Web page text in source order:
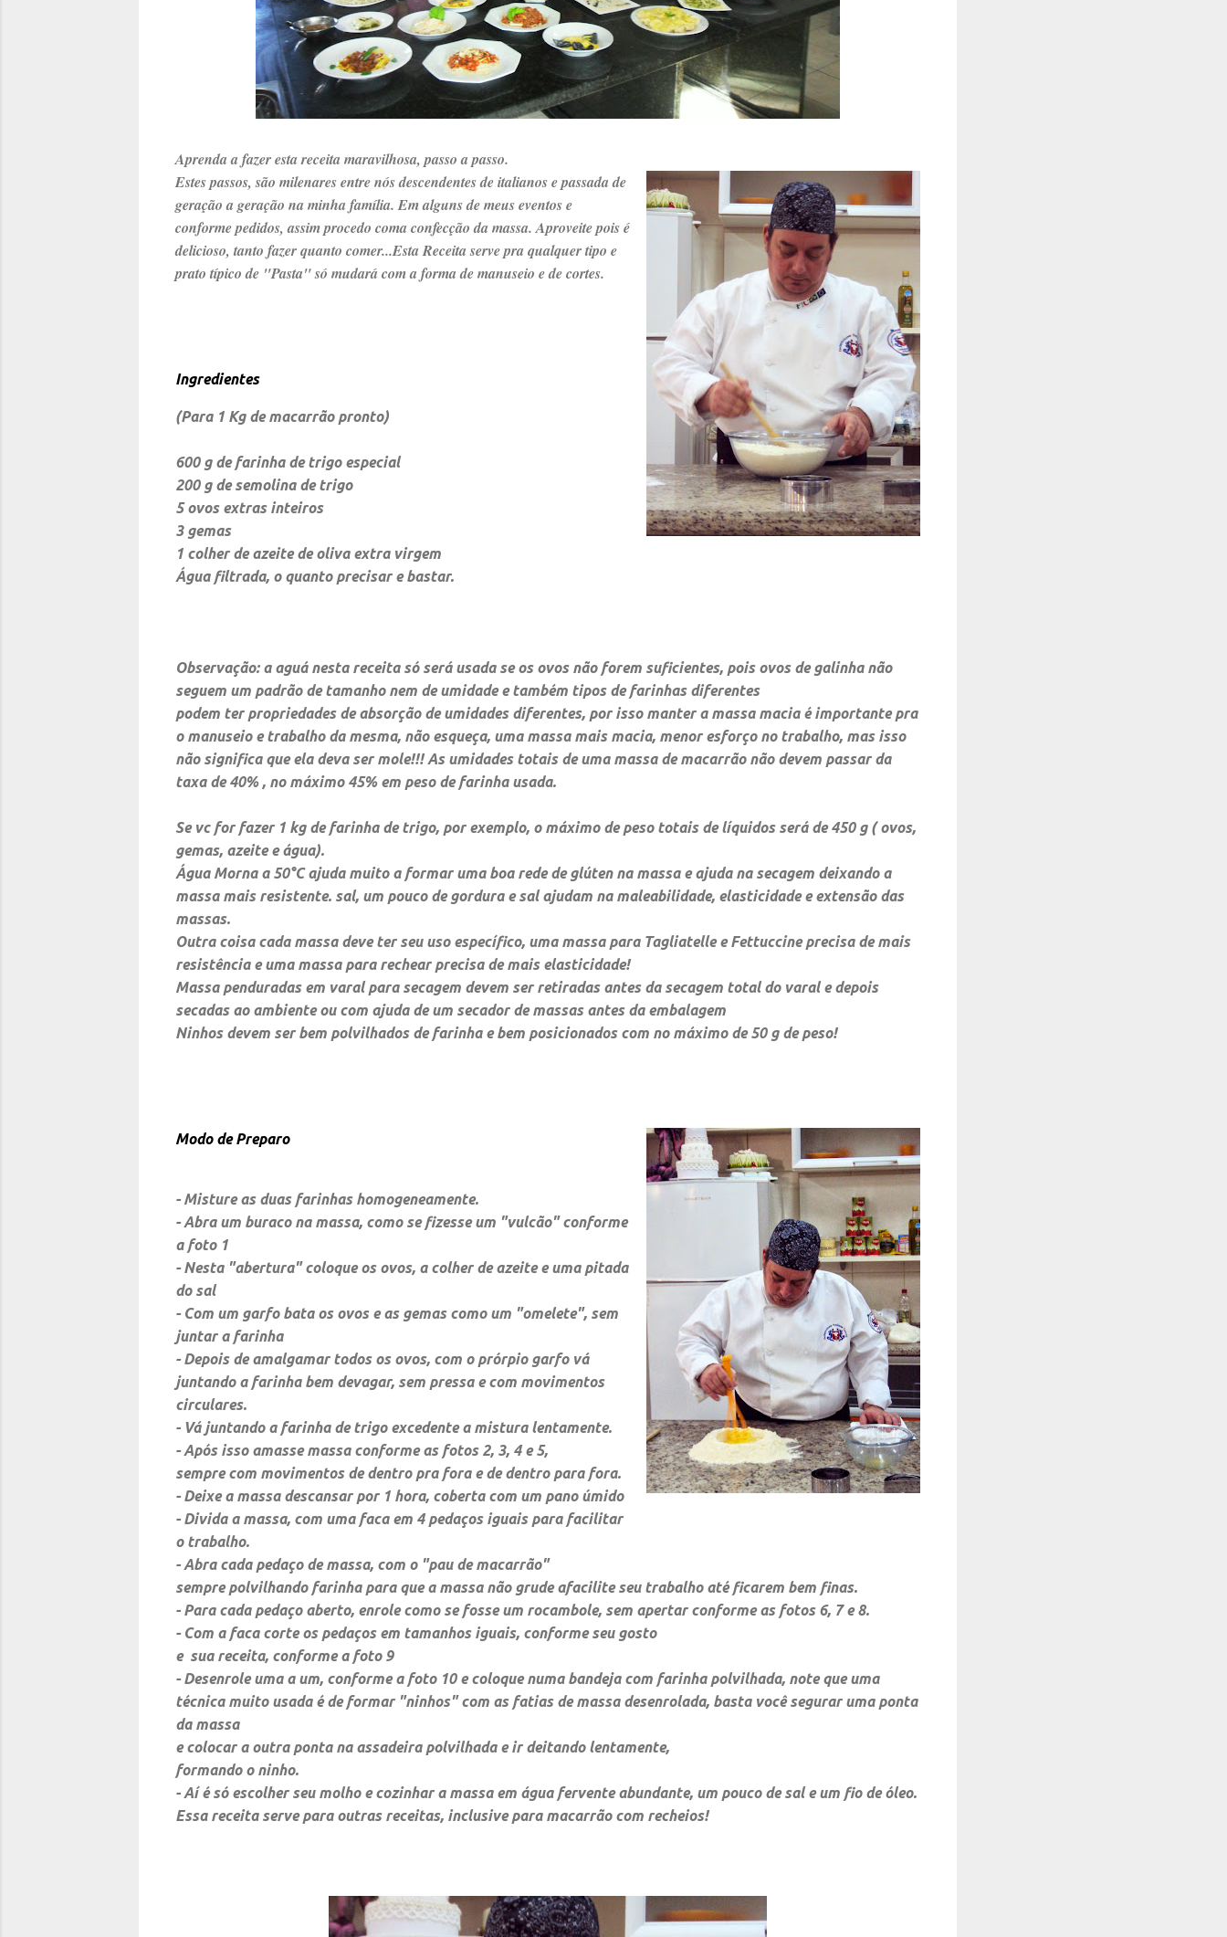
Aprenda a fazer esta receita maravilhosa, passo a passo.
Estes passos, são milenares entre nós descendentes de italianos e passada de
geração a geração na minha família. Em alguns de meus eventos e
conforme pedidos, assim procedo coma confecção da massa. Aproveite pois é
delicioso, tanto fazer quanto comer...Esta Receita serve pra qualquer tipo e
prato típico de "Pasta" só mudará com a forma de manuseio e de cortes.
Ingredientes
(Para 1 Kg de macarrão pronto)
600 g de farinha de trigo especial
200 g de semolina de trigo
5 ovos extras inteiros
3 gemas
1 colher de azeite de oliva extra virgem
Água filtrada, o quanto precisar e bastar.
Observação:a aguá nesta receita só será usada se os ovos não forem suficientes, pois ovos de galinha não
seguem um padrão de tamanho nem de umidade e também tipos de farinhas diferentes
podem ter propriedades de absorção de umidades diferentes, por isso manter a massa macia é importante pra
o manuseio e trabalho da mesma, não esqueça, uma massa mais macia, menor esforço no trabalho, mas isso
não significa que ela deva ser mole!!! As umidades totais de uma massa de macarrão não devem passar da
taxa de 40% , no máximo 45% em peso de farinha usada.
Se vc for fazer 1 kg de farinha de trigo, por exemplo, o máximo de peso totais de líquidos será de 450 g ( ovos,
gemas, azeite e água).
ÁguaMorna a 50°C ajuda muito a formar uma boa rede de glúten na massa e ajuda na secagem deixando a
massa mais resistente. sal, um pouco de gordura e sal ajudam na maleabilidade, elasticidade e extensão das
massas.
Outra coisa cada massa deve ter seu uso específico, uma massa para Tagliatelle e Fettuccine precisa de mais
resistência e uma massa para rechear precisa de mais elasticidade!
Massa penduradas em varal para secagem devem ser retiradas antes da secagem total do varal e depois
secadas ao ambiente ou com ajuda de um secador de massas antes da embalagem
Ninhos devem ser bem polvilhados de farinha e bem posicionados com no máximo de 50 g de peso!
Modo de Preparo
- Misture as duas farinhas homogeneamente.
- Abra um buraco na massa, como se fizesse um "vulcão" conforme
a foto 1
- Nesta "abertura" coloque os ovos, a colher de azeite e uma pitada
do sal
- Com um garfo bata os ovos e as gemas como um "omelete", sem
juntar a farinha
- Depois de amalgamar todos os ovos, com o prórpio garfo vá
juntando a farinha bem devagar, sem pressa e com movimentos
circulares.
- Vá juntando a farinha de trigo excedente a mistura lentamente.
- Após isso amasse massa conforme as fotos 2, 3, 4 e 5,
sempre com movimentos de dentro pra fora e de dentro para fora.
- Deixe a massa descansar por 1 hora, coberta com um pano úmido
- Divida a massa, com uma faca em 4 pedaços iguais para facilitar
o trabalho.
- Abra cada pedaço de massa, com o "pau de macarrão"
sempre polvilhando farinha para que a massa não grude afacilite seu trabalho até ficarem bem finas.
- Para cada pedaço aberto, enrole como se fosse um rocambole, sem apertar conforme as fotos 6, 7 e 8.
- Com a faca corte os pedaços em tamanhos iguais, conforme seu gosto
e sua receita, conforme a foto 9
- Desenrole uma a um, conforme a foto 10 ecoloquenuma bandeja com farinha polvilhada, note que uma
técnica muito usada é de formar "ninhos" com as fatias de massa desenrolada, basta você segurar uma ponta
da massa
e colocar a outra ponta na assadeira polvilhada e ir deitando lentamente,
formando o ninho.
- Aí é só escolher seu molho e cozinhar a massa em água fervente abundante, um pouco de sal e um fio de óleo.
Essa receita serve para outras receitas, inclusive para macarrão com recheios!